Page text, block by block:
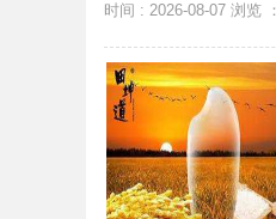
时间 : 2026-08-07 浏览 ：